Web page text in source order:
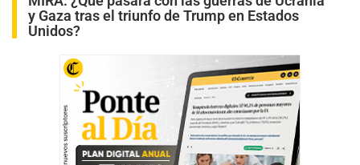
y Gaza tras el triunfo de Trump en Estados
Unidos?